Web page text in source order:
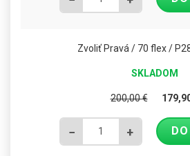
Zvoliť Pravá / 70 flex /
SKLADOM
200,00€
− +